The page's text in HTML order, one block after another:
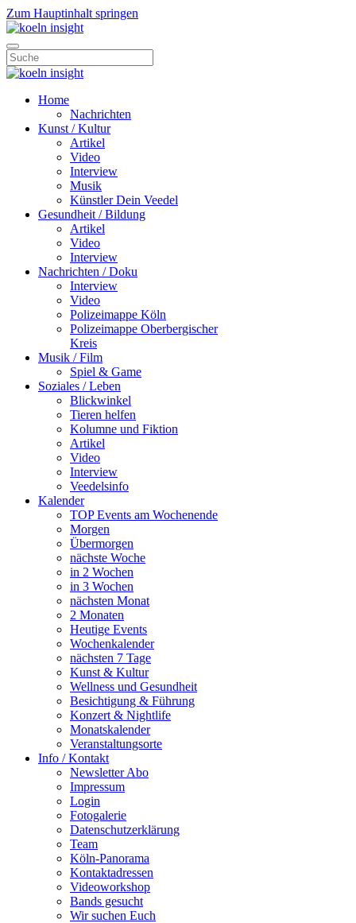
Zum Hauptinhalt springen
Home
Nachrichten
Kunst / Kultur
Artikel
Video
Interview
Musik
Künstler Dein Veedel
Gesundheit / Bildung
Artikel
Video
Interview
Nachrichten / Doku
Interview
Video
Polizeimappe Köln
Polizeimappe Oberbergischer
Kreis
Musik / Film
Spiel & Game
Soziales / Leben
Blickwinkel
Tieren helfen
Kolumne und Fiktion
Artikel
Video
Interview
Veedelsinfo
Kalender
TOP Events am Wochenende
Morgen
Übermorgen
nächste Woche
in 2 Wochen
in 3 Wochen
nächsten Monat
2 Monaten
Heutige Events
Wochenkalender
nächsten 7 Tage
Kunst & Kultur
Wellness und Gesundheit
Besichtigung & Führung
Konzert & Nightlife
Monatskalender
Veranstaltungsorte
Info / Kontakt
Newsletter Abo
Impressum
Login
Fotogalerie
Datenschutzerklärung
Team
Köln-Panorama
Kontaktadressen
Videoworkshop
Bands gesucht
Wir suchen Euch